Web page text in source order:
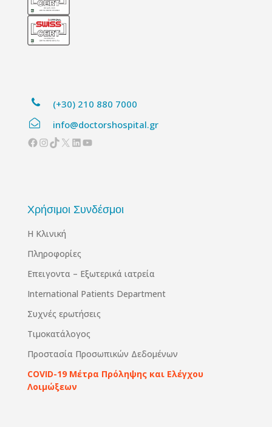
(+30) 210 880 7000
info@doctorshospital.gr
Facebook
Instagram
TikTok
X Linkedin
YouTube
Χρήσιμοι Συνδέσμοι
Η Κλινική
Πληροφορίες
Επειγοντα – Εξωτερικά ιατρεία
International Patients Department
Συχνές ερωτήσεις
Τιμοκατάλογος
Προστασία Προσωπικών Δεδομένων
COVID-19 Μέτρα Πρόληψης και Ελέγχου
Λοιμώξεων